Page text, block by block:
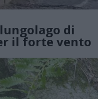
di
il forte vento